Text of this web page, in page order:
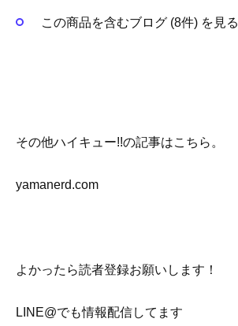
この商品を含むブログ (8件) を見る
その他ハイキュー!!の記事はこちら。
yamanerd.com
よかったら読者登録お願いします！
LINE@でも情報配信してます